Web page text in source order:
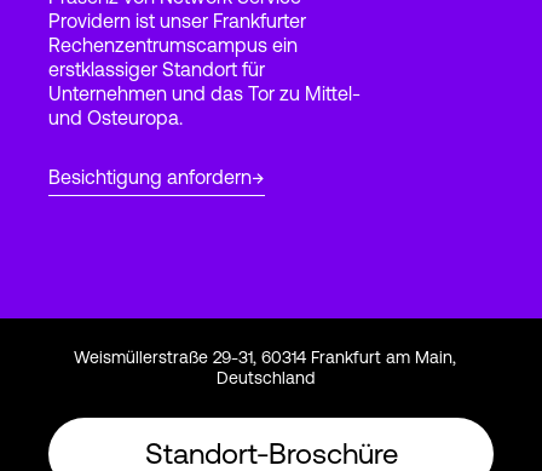
Login
Providern ist unser Frankfurter
Rechenzentrumscampus ein
erstklassiger Standort für
Unternehmen und das Tor zu Mittel-
und Osteuropa.
Besichtigung anfordern
Weismüllerstraße 29-31, 60314 Frankfurt am Main,
Deutschland
Standort-Broschüre